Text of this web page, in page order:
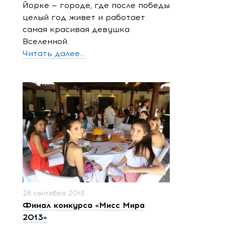
Йорке — городе, где после победы
целый год живет и работает
самая красивая девушка
Вселенной.
Читать далее...
28 сентября 2013
Финал конкурса «Мисс Мира
2013»